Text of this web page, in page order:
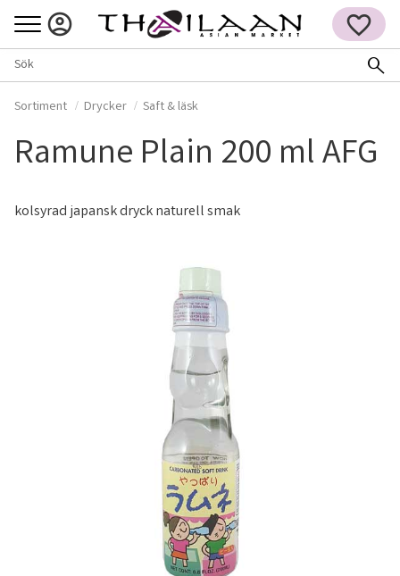
FAVORITER
Sortiment Drycker Saft & läsk
Ramune Plain 200 ml AFG
kolsyrad japansk dryck naturell smak